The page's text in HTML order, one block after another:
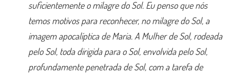
suficientemente o milagre do Sol. Eu penso que nós
temos motivos para reconhecer, no milagre do Sol, a
imagem apocalíptica de Maria. A Mulher de Sol, rodeada
pelo Sol, toda dirigida para o Sol, envolvida pelo Sol,
profundamente penetrada de Sol, com a tarefa de